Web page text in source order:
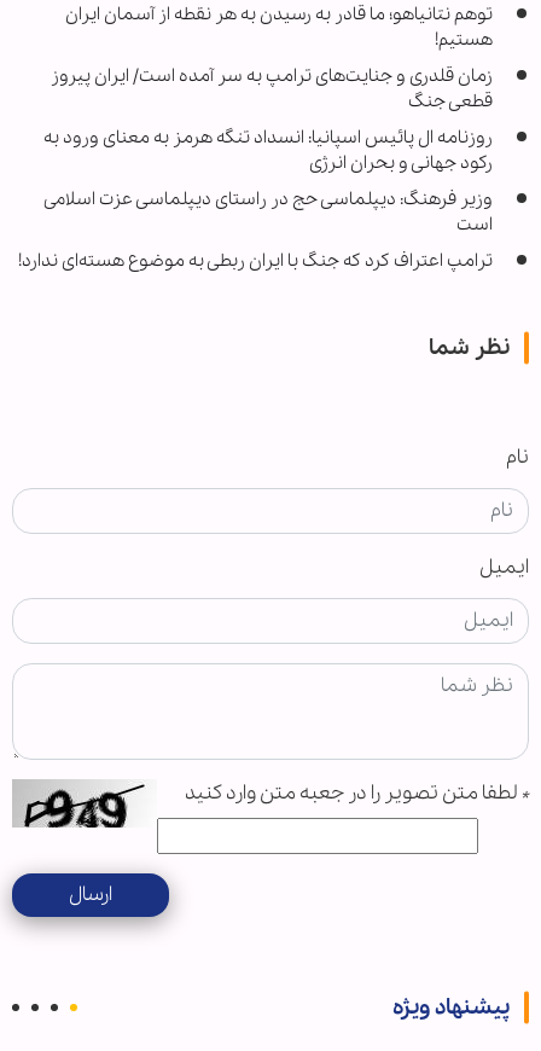
توهم نتانیاهو؛ ما قادر به رسیدن به هر نقطه از آسمان ایران
هستیم!
زمان قلدری و جنایت‌های ترامپ به سر آمده است/ ایران پیروز
قطعی جنگ
روزنامه ال پائیس اسپانیا: انسداد تنگه هرمز به معنای ورود به
رکود جهانی و بحران انرژی
وزیر فرهنگ: دیپلماسی حج در راستای دیپلماسی عزت اسلامی
است
ترامپ اعتراف کرد که جنگ با ایران ربطی به موضوع هسته‌ای ندارد!
نظر شما
نام
ایمیل
* لطفا متن تصویر را در جعبه متن وارد کنید
ارسال
پیشنهاد ویژه